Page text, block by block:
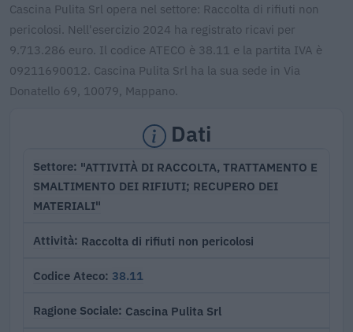
Cascina Pulita Srl opera nel settore: Raccolta di rifiuti non
pericolosi. Nell'esercizio 2024 ha registrato ricavi per
9.713.286 euro. Il codice ATECO è 38.11 e la partita IVA è
09211690012. Cascina Pulita Srl ha la sua sede in Via
Donatello 69, 10079, Mappano.
Dati
Settore "ATTIVITÀ DI RACCOLTA, TRATTAMENTO E
SMALTIMENTO DEI RIFIUTI; RECUPERO DEI
MATERIALI"
Attività Raccolta di rifiuti non pericolosi
Codice Ateco 38.11
Ragione Sociale Cascina Pulita Srl